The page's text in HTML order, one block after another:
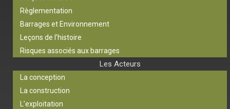
Règlementation
Barrages et Environnement
Leçons de l’histoire
Risques associés aux barrages
Les Acteurs
La conception
La construction
L’exploitation